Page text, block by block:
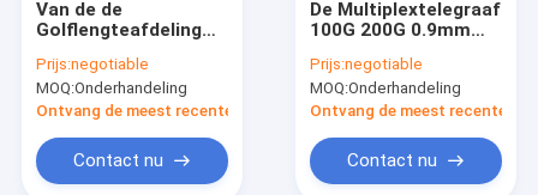
Van de de
Golflengteafdeling
de
Multiplextelegraaflc
UPC 4CH LGX CWDM
Prijs:negotiable
MOQ:Onderhandeling
Ontvang de meest recente Prijs
Contact nu
De Multiplextelegraaf
100G 200G 0.9mm
DWDM voor de
Systemen van CATV
FTTx
Prijs:negotiable
MOQ:Onderhandeling
Ontvang de meest recente
Contact nu